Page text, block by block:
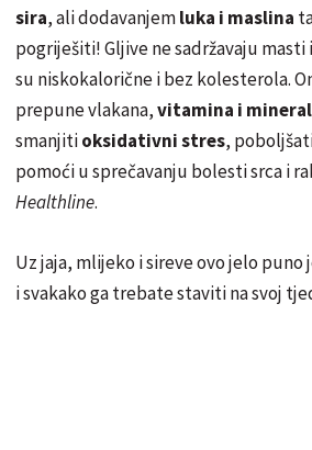
sira, ali dodavanjemluka i maslina
pogriješiti! Gljive ne sadržavaju masti
su niskokalorične i bez kolesterola.
prepune vlakana,vitamina i
smanjitioksidativni stres,
pomoći u sprečavanju bolesti srca i
Healthline.
Uz jaja, mlijeko i sireve ovo jelo
i svakako ga trebate staviti na svoj